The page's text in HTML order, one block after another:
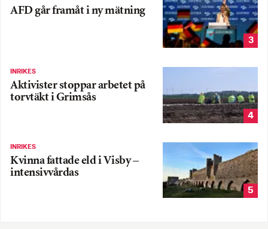
AFD går framåt i ny mätning
3
INRIKES
Aktivister stoppar arbetet på
torvtäkt i Grimsås
4
INRIKES
Kvinna fattade eld i Visby –
intensivvårdas
5